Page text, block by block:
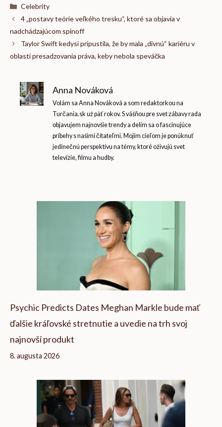
Kategórie
Celebrity
4 „postavy teórie veľkého tresku“, ktoré sa objavia v
nadchádzajúcom spinoff
Taylor Swift kedysi pripustila, že by mala „divnú“ kariéru v
oblasti presadzovania práva, keby nebola speváčka
Anna Nováková
Volám sa Anna Nováková a som redaktorkou na
Turčania.sk už päť rokov. S vášňou pre svet zábavy rada
objavujem najnovšie trendy a delím sa o fascinujúce
príbehy s našimi čitateľmi. Mojím cieľom je ponúknuť
jedinečnú perspektívu na témy, ktoré oživujú svet
televízie, filmu a hudby.
Psychic Predicts Dates Meghan Markle bude mať
ďalšie kráľovské stretnutie a uvedie na trh svoj
najnovší produkt
8. augusta 2026